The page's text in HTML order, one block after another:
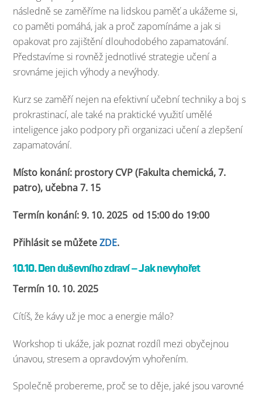
následně se zaměříme na lidskou paměť a ukážeme si,
co paměti pomáhá, jak a proč zapomínáme a jak si
opakovat pro zajištění dlouhodobého zapamatování.
Představíme si rovněž jednotlivé strategie učení a
srovnáme jejich výhody a nevýhody.
Kurz se zaměří nejen na efektivní učební techniky a boj s
prokrastinací, ale také na praktické využití umělé
inteligence jako podpory při organizaci učení a zlepšení
zapamatování.
Místo konání: prostory CVP (Fakulta chemická, 7.
patro), učebna 7. 15
Termín konání: 9. 10. 2025 od 15:00 do 19:00
Přihlásit se můžeteZDE.
10.10. Den duševního zdraví – Jak nevyhořet
Termín 10. 10. 2025
Cítíš, že kávy už je moc a energie málo?
Workshop ti ukáže, jak poznat rozdíl mezi obyčejnou
únavou, stresem a opravdovým vyhořením.
Společně probereme, proč se to děje, jaké jsou varovné